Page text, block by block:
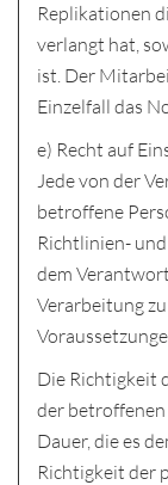
Replikationen
verlangt hat,
ist. Der
Einzelfall das
e) Recht auf
Jede von der
betroffene
Richtlinien-
dem
Verarbeitung
Die Richtigkeit
der
Dauer, die es
Richtigkeit der